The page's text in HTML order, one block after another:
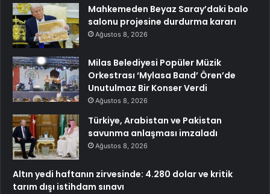
Mahkemeden Beyaz Saray’daki balo
salonu projesine durdurma kararı
Ağustos 8, 2026
Milas Belediyesi Popüler Müzik
Orkestrası ‘Mylasa Band’ Ören’de
Unutulmaz Bir Konser Verdi
Ağustos 8, 2026
Türkiye, Arabistan ve Pakistan
savunma anlaşması imzaladı
Ağustos 8, 2026
Altın yedi haftanın zirvesinde: 4.280 dolar ve kritik
tarım dışı istihdam sınavı